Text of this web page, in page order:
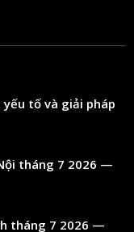
tố và giải pháp
tháng 7 2026 —
tháng 7 2026 —